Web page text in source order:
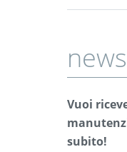
Vuoi
subito!